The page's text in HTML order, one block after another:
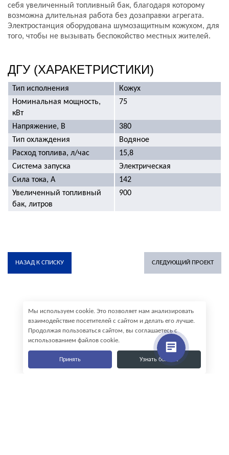
себя увеличенный топливный бак, благодаря которому
возможна длительная работа без дозаправки агрегата.
Электростанция оборудована шумозащитным кожухом, для
того, чтобы не вызывать беспокойство местных жителей.
ДГУ (ХАРАКЕТРИСТИКИ)
Тип исполнения
Кожух
Номинальная мощность,
кВт
75
Напряжение, В
380
Тип охлаждения
Водяное
Расход топлива, л/час
15,8
Система запуска
Электрическая
Сила тока, А
142
Увеличенный топливный
бак, литров
900
НАЗАД К СПИСКУ СЛЕДУЮЩИЙ ПРОЕКТ
Мы используем cookie. Это позволяет нам анализировать
взаимодействие посетителей с сайтом и делать его лучше.
Продолжая пользоваться сайтом, вы соглашаетесь с
использованием файлов cookie.
Принять Узнать больше